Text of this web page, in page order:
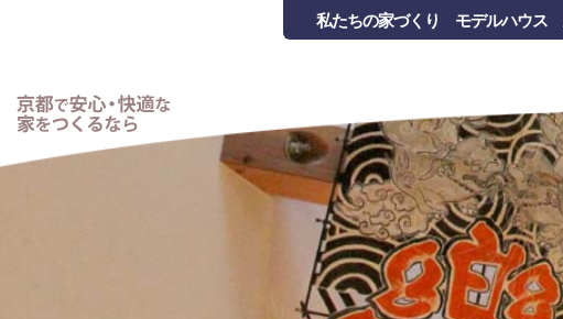
私たちの家づくり モデルハウス